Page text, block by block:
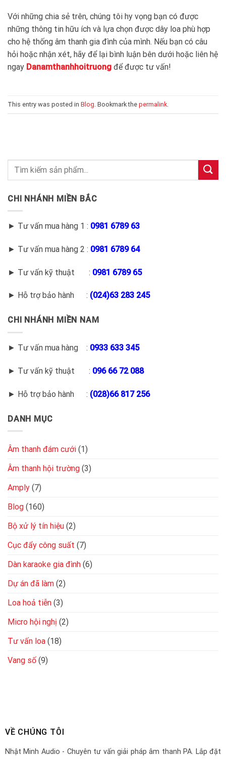
Với những chia sẻ trên, chúng tôi hy vọng bạn có được
những thông tin hữu ích và lựa chọn được dây loa phù hợp
cho hệ thống âm thanh gia đình của mình. Nếu bạn có câu
hỏi hoặc nhận xét, hãy để lại bình luận bên dưới hoặc liên hệ
ngay Danamthanhhoitruong để được tư vấn!
This entry was posted in Blog . Bookmark the permalink
CHI NHÁNH MIỀN BẮC
► Tư vấn mua hàng 1 : 0981 6789 63
► Tư vấn mua hàng 2 : 0981 6789 64
► Tư vấn kỹ thuật : 0981 6789 65
► Hỗ trợ bảo hành : (024)63 283 245
CHI NHÁNH MIỀN NAM
► Tư vấn mua hàng : 0933 633 345
► Tư vấn kỹ thuật : 096 66 72 088
► Hỗ trợ bảo hành : (028)66 817 256
DANH MỤC
Âm thanh đám cưới (1)
Âm thanh hội trường (3)
Amply (7)
Blog (160)
Bộ xử lý tín hiệu (2)
Cục đẩy công suất (7)
Dàn karaoke gia đình (6)
Dự án đã làm (2)
Loa hoả tiễn (3)
Micro hội nghị (2)
Tư vấn loa (18)
Vang số (9)
VỀ CHÚNG TÔI
Nhật Minh Audio - Chuyên tư vấn giải pháp âm thanh PA. Lắp đặt